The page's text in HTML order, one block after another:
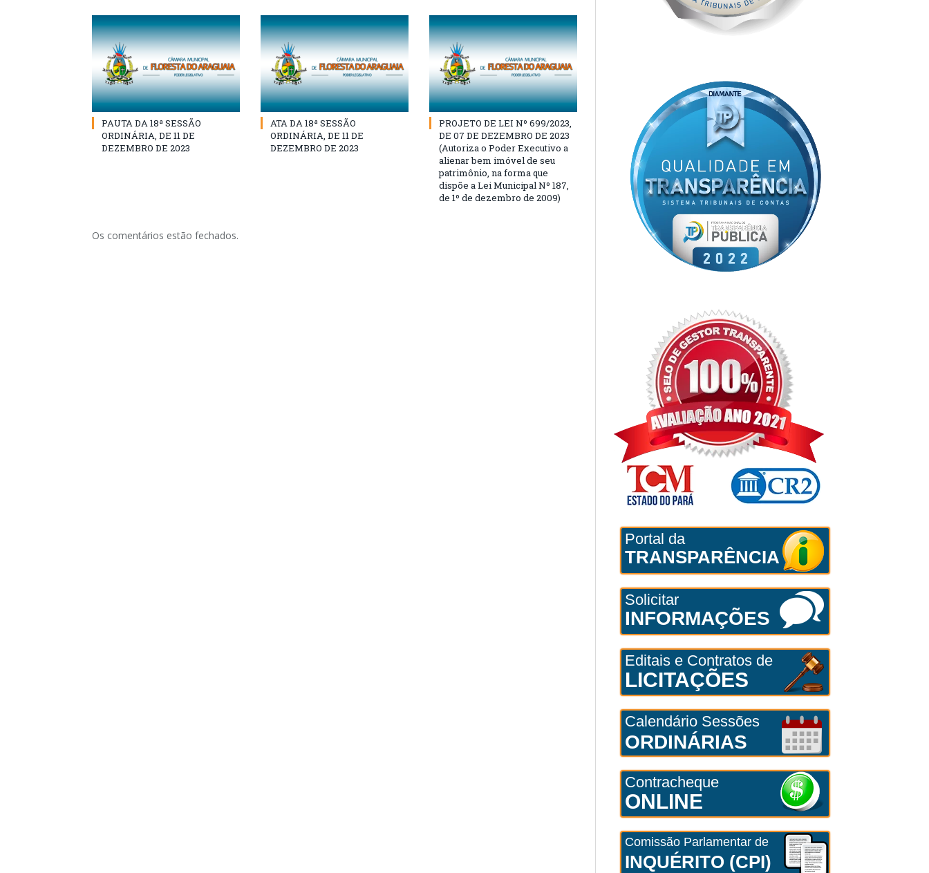
PAUTA DA 18ª SESSÃO
ORDINÁRIA, DE 11 DE
DEZEMBRO DE 2023
ATA DA 18ª SESSÃO
ORDINÁRIA, DE 11 DE
DEZEMBRO DE 2023
PROJETO DE LEI Nº 699/2023,
DE 07 DE DEZEMBRO DE 2023
(Autoriza o Poder Executivo a
alienar bem imóvel de seu
patrimônio, na forma que
dispõe a Lei Municipal Nº 187,
de 1º de dezembro de 2009)
Os comentários estão fechados.
Portal da
TRANSPARÊNCIA
Solicitar
INFORMAÇÕES
Editais e Contratos de
LICITAÇÕES
Calendário Sessões
ORDINÁRIAS
Contracheque
ONLINE
Comissão Parlamentar de
INQUÉRITO (CPI)